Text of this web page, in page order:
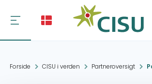
Forside CISU i verden Partneroversigt